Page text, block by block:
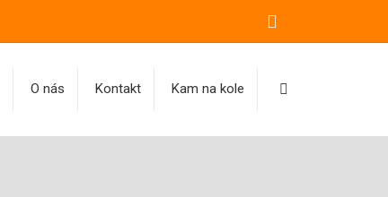
O nás Kontakt Kam na kole